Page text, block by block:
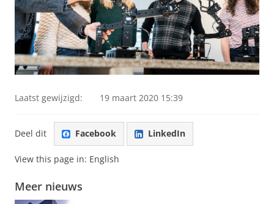
Laatst gewijzigd: 19 maart 2020 15:39
Deel dit Facebook LinkedIn
View this page in: English
Meer nieuws